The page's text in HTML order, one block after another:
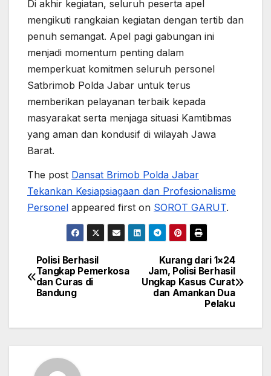
Di akhir kegiatan, seluruh peserta apel
mengikuti rangkaian kegiatan dengan tertib dan
penuh semangat. Apel pagi gabungan ini
menjadi momentum penting dalam
memperkuat komitmen seluruh personel
Satbrimob Polda Jabar untuk terus
memberikan pelayanan terbaik kepada
masyarakat serta menjaga situasi Kamtibmas
yang aman dan kondusif di wilayah Jawa
Barat.
The post Dansat Brimob Polda Jabar
Tekankan Kesiapsiagaan dan Profesionalisme
Personel appeared first on SOROT GARUT.
Post
navigation
Kurang dari 1×24
Jam, Polisi Berhasil
Ungkap Kasus Curat
dan Amankan Dua
Pelaku
Polisi Berhasil
Tangkap Pemerkosa
dan Curas di
Bandung